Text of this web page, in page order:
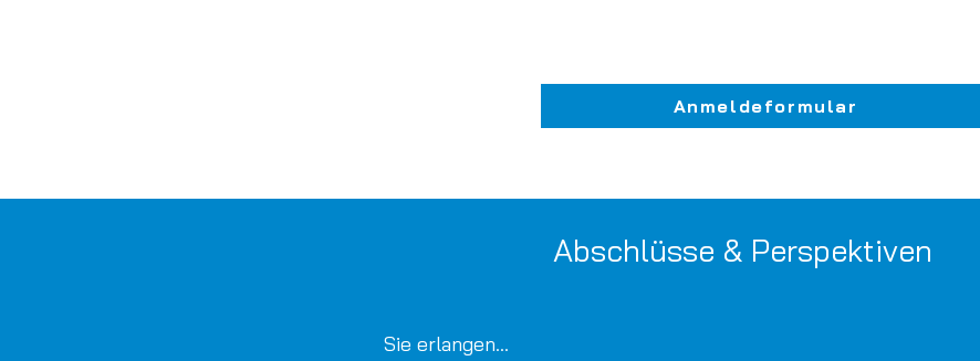
Anmeldeformular
Abschlüsse & Perspektiven
Sie erlangen...